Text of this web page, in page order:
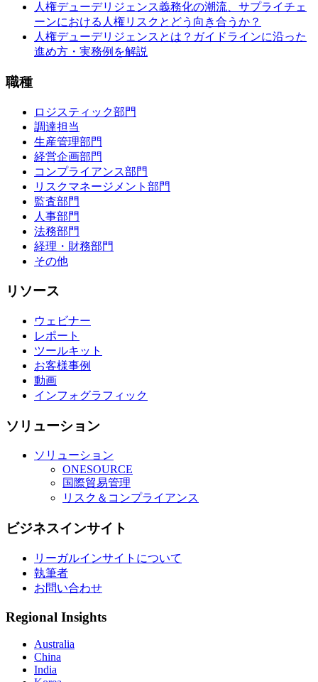
人権デューデリジェンス義務化の潮流、サプライチェ
ーンにおける人権リスクとどう向き合うか？
人権デューデリジェンスとは？ガイドラインに沿った
進め方・実務例を解説
職種
ロジスティック部門
調達担当
生産管理部門
経営企画部門
コンプライアンス部門
リスクマネージメント部門
監査部門
人事部門
法務部門
経理・財務部門
その他
リソース
ウェビナー
レポート
ツールキット
お客様事例
動画
インフォグラフィック
ソリューション
ソリューション
ONESOURCE
国際貿易管理
リスク＆コンプライアンス
ビジネスインサイト
リーガルインサイトについて
執筆者
お問い合わせ
Regional Insights
Australia
China
India